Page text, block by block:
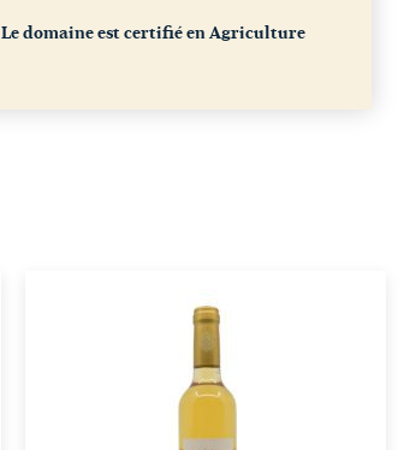
Le domaine est certifié en Agriculture